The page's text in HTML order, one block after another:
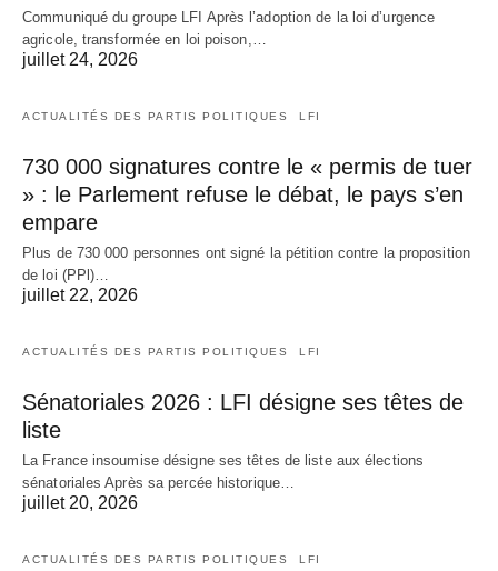
Communiqué du groupe LFI Après l’adoption de la loi d’urgence
agricole, transformée en loi poison,…
juillet 24, 2026
ACTUALITÉS DES PARTIS POLITIQUES LFI
730 000 signatures contre le « permis de tuer
» : le Parlement refuse le débat, le pays s’en
empare
Plus de 730 000 personnes ont signé la pétition contre la proposition
de loi (PPl)…
juillet 22, 2026
ACTUALITÉS DES PARTIS POLITIQUES LFI
Sénatoriales 2026 : LFI désigne ses têtes de
liste
La France insoumise désigne ses têtes de liste aux élections
sénatoriales Après sa percée historique…
juillet 20, 2026
ACTUALITÉS DES PARTIS POLITIQUES LFI